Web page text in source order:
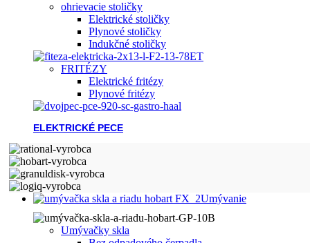
ohrievacie stoličky
Elektrické stoličky
Plynové stoličky
Indukčné stoličky
FRITÉZY
Elektrické fritézy
Plynové fritézy
ELEKTRICKÉ PECE
Umývanie
Umývačky skla